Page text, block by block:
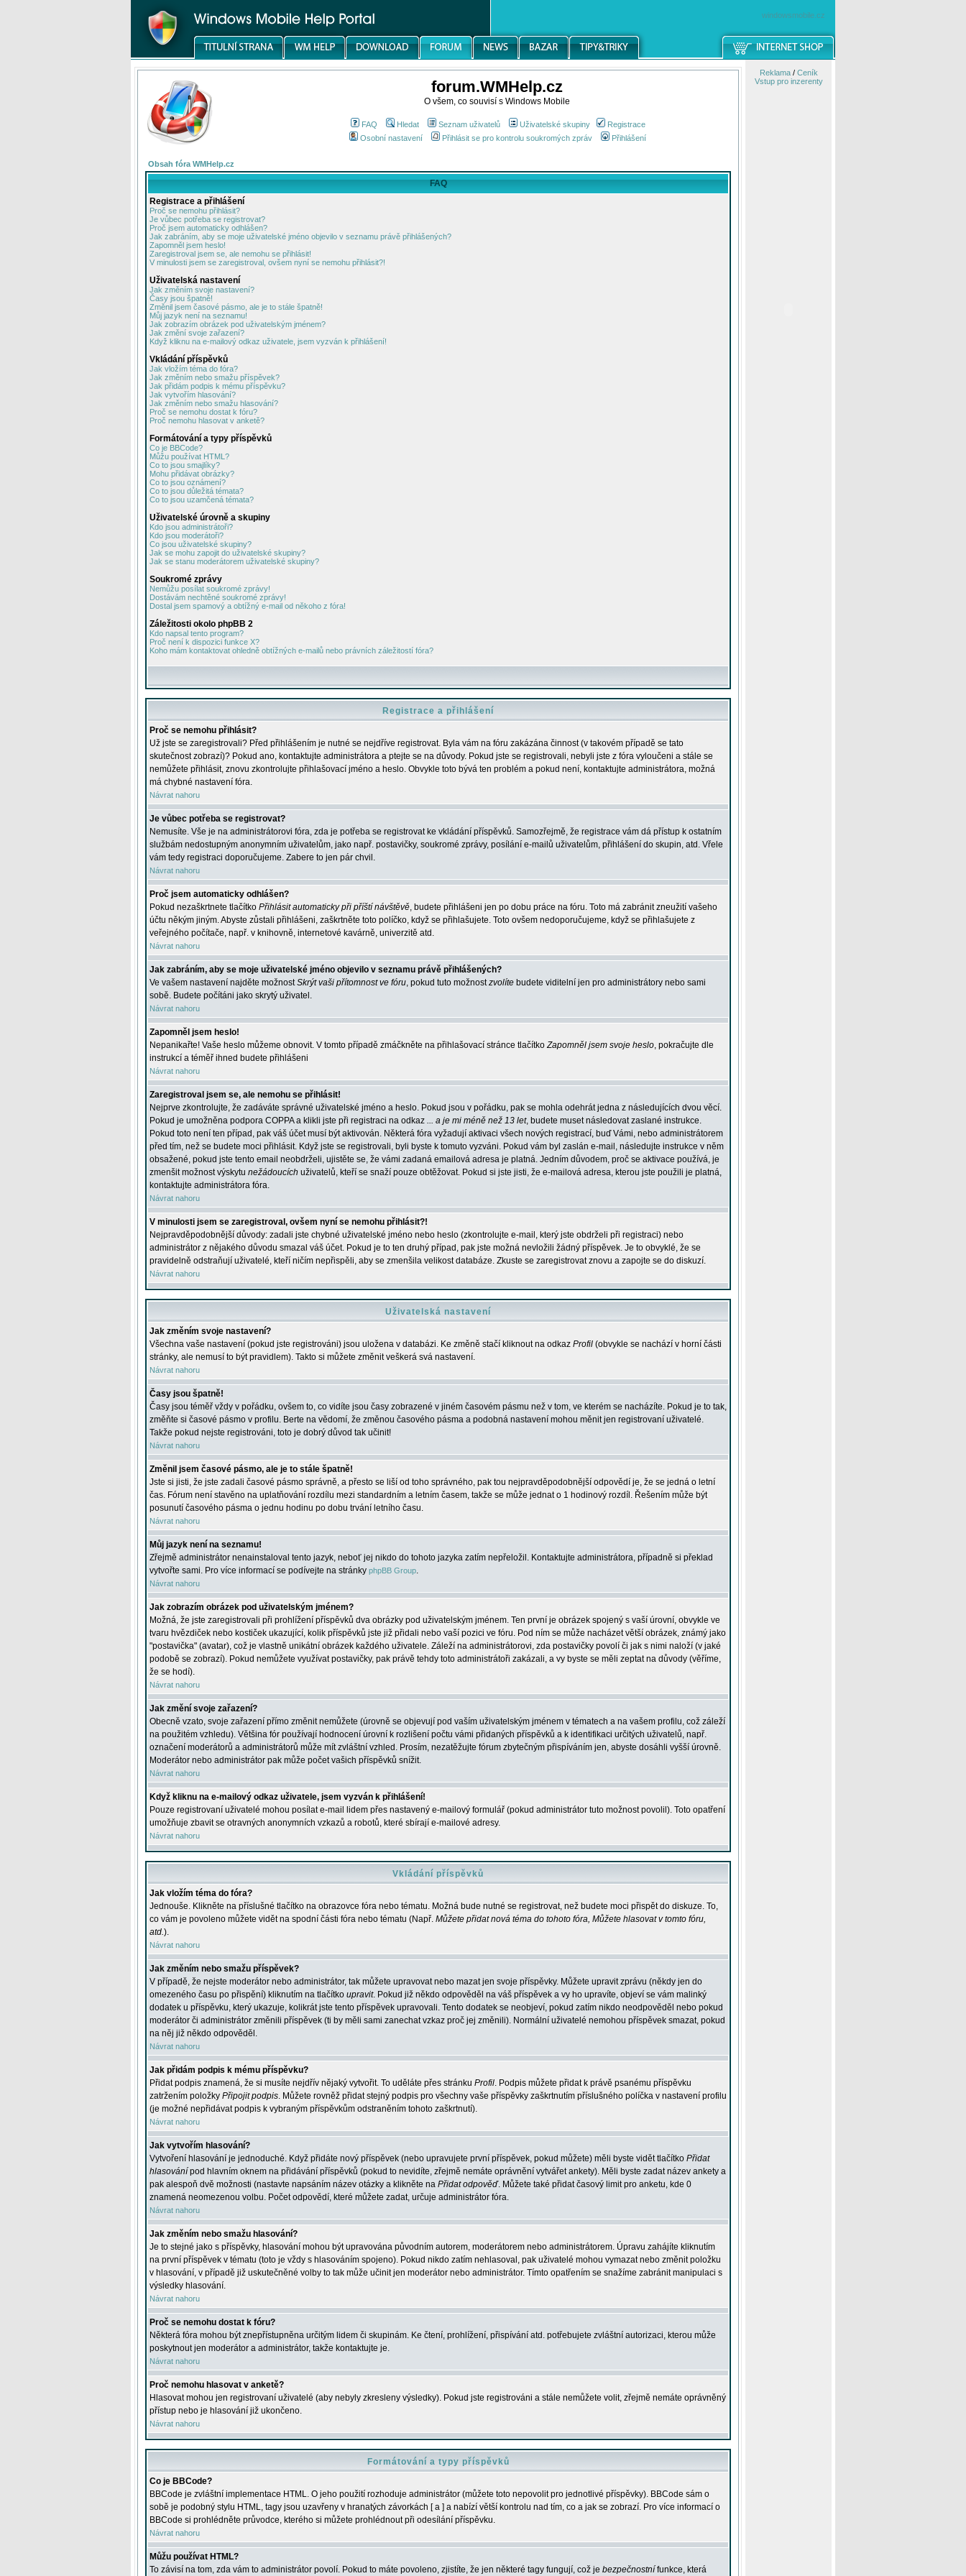
windowsmobile.cz
forum.WMHelp.cz
O všem, co souvisí s Windows Mobile
FAQ Hledat Seznam uživatelů Uživatelské skupiny
Registrace
Osobní nastavení
Přihlásit se pro kontrolu soukromých zpráv Přihlášení
Obsah fóra WMHelp.cz
FAQ
Registrace a přihlášení
Proč se nemohu přihlásit?
Je vůbec potřeba se registrovat?
Proč jsem automaticky odhlášen?
Jak zabráním, aby se moje uživatelské jméno objevilo v seznamu právě přihlášených?
Zapomněl jsem heslo!
Zaregistroval jsem se, ale nemohu se přihlásit!
V minulosti jsem se zaregistroval, ovšem nyní se nemohu přihlásit?!
Uživatelská nastavení
Jak změním svoje nastavení?
Časy jsou špatně!
Změnil jsem časové pásmo, ale je to stále špatně!
Můj jazyk není na seznamu!
Jak zobrazím obrázek pod uživatelským jménem?
Jak změní svoje zařazení?
Když kliknu na e-mailový odkaz uživatele, jsem vyzván k přihlášení!
Vkládání příspěvků
Jak vložím téma do fóra?
Jak změním nebo smažu příspěvek?
Jak přidám podpis k mému příspěvku?
Jak vytvořím hlasování?
Jak změním nebo smažu hlasování?
Proč se nemohu dostat k fóru?
Proč nemohu hlasovat v anketě?
Formátování a typy příspěvků
Co je BBCode?
Můžu používat HTML?
Co to jsou smajlíky?
Mohu přidávat obrázky?
Co to jsou oznámení?
Co to jsou důležitá témata?
Co to jsou uzamčená témata?
Uživatelské úrovně a skupiny
Kdo jsou administrátoři?
Kdo jsou moderátoři?
Co jsou uživatelské skupiny?
Jak se mohu zapojit do uživatelské skupiny?
Jak se stanu moderátorem uživatelské skupiny?
Soukromé zprávy
Nemůžu posílat soukromé zprávy!
Dostávám nechtěné soukromé zprávy!
Dostal jsem spamový a obtížný e-mail od někoho z fóra!
Záležitosti okolo phpBB 2
Kdo napsal tento program?
Proč není k dispozici funkce X?
Koho mám kontaktovat ohledně obtížných e-mailů nebo právních záležitostí fóra?
Registrace a přihlášení
Proč se nemohu přihlásit?
Už jste se zaregistrovali? Před přihlášením je nutné se nejdříve registrovat. Byla vám na fóru zakázána činnost (v takovém případě se tato
skutečnost zobrazí)? Pokud ano, kontaktujte administrátora a ptejte se na důvody. Pokud jste se registrovali, nebyli jste z fóra vyloučeni a stále se
nemůžete přihlásit, znovu zkontrolujte přihlašovací jméno a heslo. Obvykle toto bývá ten problém a pokud není, kontaktujte administrátora, možná
má chybné nastavení fóra.
Návrat nahoru
Je vůbec potřeba se registrovat?
Nemusíte. Vše je na administrátorovi fóra, zda je potřeba se registrovat ke vkládání příspěvků. Samozřejmě, že registrace vám dá přístup k ostatním
službám nedostupným anonymním uživatelům, jako např. postavičky, soukromé zprávy, posílání e-mailů uživatelům, přihlášení do skupin, atd. Vřele
vám tedy registraci doporučujeme. Zabere to jen pár chvil.
Návrat nahoru
Proč jsem automaticky odhlášen?
Pokud nezaškrtnete tlačítko Přihlásit automaticky při příští návštěvě, budete přihlášeni jen po dobu práce na fóru. Toto má zabránit zneužití vašeho
účtu někým jiným. Abyste zůstali přihlášeni, zaškrtněte toto políčko, když se přihlašujete. Toto ovšem nedoporučujeme, když se přihlašujete z
veřejného počítače, např. v knihovně, internetové kavárně, univerzitě atd.
Návrat nahoru
Jak zabráním, aby se moje uživatelské jméno objevilo v seznamu právě přihlášených?
Ve vašem nastavení najděte možnostSkrýt vaši přítomnost ve fóru, pokud tuto možnostzvolíte budete viditelní jen pro administrátory nebo sami
sobě. Budete počítáni jako skrytý uživatel.
Návrat nahoru
Zapomněl jsem heslo!
Nepanikařte! Vaše heslo můžeme obnovit. V tomto případě zmáčkněte na přihlašovací stránce tlačítkoZapomněl jsem svoje heslo, pokračujte dle
instrukcí a téměř ihned budete přihlášeni
Návrat nahoru
Zaregistroval jsem se, ale nemohu se přihlásit!
Nejprve zkontrolujte, že zadáváte správné uživatelské jméno a heslo. Pokud jsou v pořádku, pak se mohla odehrát jedna z následujících dvou věcí.
Pokud je umožněna podpora COPPA a klikli jste při registraci na odkaz ... a je mi méně než 13 let, budete muset následovat zaslané instrukce.
Pokud toto není ten případ, pak váš účet musí být aktivován. Některá fóra vyžadují aktivaci všech nových registrací, buď Vámi, nebo administrátorem
před tím, než se budete moci přihlásit. Když jste se registrovali, byli byste k tomuto vyzváni. Pokud vám byl zaslán e-mail, následujte instrukce v něm
obsažené, pokud jste tento email neobdrželi, ujistěte se, že vámi zadaná emailová adresa je platná. Jedním důvodem, proč se aktivace používá, je
zmenšit možnost výskytu nežádoucích uživatelů, kteří se snaží pouze obtěžovat. Pokud si jste jisti, že e-mailová adresa, kterou jste použili je platná,
kontaktujte administrátora fóra.
Návrat nahoru
V minulosti jsem se zaregistroval, ovšem nyní se nemohu přihlásit?!
Nejpravděpodobnější důvody: zadali jste chybné uživatelské jméno nebo heslo (zkontrolujte e-mail, který jste obdrželi při registraci) nebo
administrátor z nějakého důvodu smazal váš účet. Pokud je to ten druhý případ, pak jste možná nevložili žádný příspěvek. Je to obvyklé, že se
pravidelně odstraňují uživatelé, kteří ničím nepřispěli, aby se zmenšila velikost databáze. Zkuste se zaregistrovat znovu a zapojte se do diskuzí.
Návrat nahoru
Uživatelská nastavení
Jak změním svoje nastavení?
Všechna vaše nastavení (pokud jste registrováni) jsou uložena v databázi. Ke změně stačí kliknout na odkaz Profil (obvykle se nachází v horní části
stránky, ale nemusí to být pravidlem). Takto si můžete změnit veškerá svá nastavení.
Návrat nahoru
Časy jsou špatně!
Časy jsou téměř vždy v pořádku, ovšem to, co vidíte jsou časy zobrazené v jiném časovém pásmu než v tom, ve kterém se nacházíte. Pokud je to tak,
změňte si časové pásmo v profilu. Berte na vědomí, že změnou časového pásma a podobná nastavení mohou měnit jen registrovaní uživatelé.
Takže pokud nejste registrováni, toto je dobrý důvod tak učinit!
Návrat nahoru
Změnil jsem časové pásmo, ale je to stále špatně!
Jste si jisti, že jste zadali časové pásmo správně, a přesto se liší od toho správného, pak tou nejpravděpodobnější odpovědí je, že se jedná o letní
čas. Fórum není stavěno na uplatňování rozdílu mezi standardním a letním časem, takže se může jednat o 1 hodinový rozdíl. Řešením může být
posunutí časového pásma o jednu hodinu po dobu trvání letního času.
Návrat nahoru
Můj jazyk není na seznamu!
Zřejmě administrátor nenainstaloval tento jazyk, neboť jej nikdo do tohoto jazyka zatím nepřeložil. Kontaktujte administrátora, případně si překlad
vytvořte sami. Pro více informací se podívejte na stránky phpBB Group.
Návrat nahoru
Jak zobrazím obrázek pod uživatelským jménem?
Možná, že jste zaregistrovali při prohlížení příspěvků dva obrázky pod uživatelským jménem. Ten první je obrázek spojený s vaší úrovní, obvykle ve
tvaru hvězdiček nebo kostiček ukazující, kolik příspěvků jste již přidali nebo vaší pozici ve fóru. Pod ním se může nacházet větší obrázek, známý jako
"postavička" (avatar), což je vlastně unikátní obrázek každého uživatele. Záleží na administrátorovi, zda postavičky povolí či jak s nimi naloží (v jaké
podobě se zobrazí). Pokud nemůžete využívat postavičky, pak právě tehdy toto administrátoři zakázali, a vy byste se měli zeptat na důvody (věříme,
že se hodí).
Návrat nahoru
Jak změní svoje zařazení?
Obecně vzato, svoje zařazení přímo změnit nemůžete (úrovně se objevují pod vaším uživatelským jménem v tématech a na vašem profilu, což záleží
na použitém vzhledu). Většina fór používají hodnocení úrovní k rozlišení počtu vámi přidaných příspěvků a k identifikaci určitých uživatelů, např.
označení moderátorů a administrátorů může mít zvláštní vzhled. Prosím, nezatěžujte fórum zbytečným přispíváním jen, abyste dosáhli vyšší úrovně.
Moderátor nebo administrátor pak může počet vašich příspěvků snížit.
Návrat nahoru
Když kliknu na e-mailový odkaz uživatele, jsem vyzván k přihlášení!
Pouze registrovaní uživatelé mohou posílat e-mail lidem přes nastavený e-mailový formulář (pokud administrátor tuto možnost povolil). Toto opatření
umožňuje zbavit se otravných anonymních vzkazů a robotů, které sbírají e-mailové adresy.
Návrat nahoru
Vkládání příspěvků
Jak vložím téma do fóra?
Jednouše. Klikněte na příslušné tlačítko na obrazovce fóra nebo tématu. Možná bude nutné se registrovat, než budete moci přispět do diskuze. To,
co vám je povoleno můžete vidět na spodní části fóra nebo tématu (Např. Můžete přidat nová téma do tohoto fóra, Můžete hlasovat v tomto fóru,
atd.).
Návrat nahoru
Jak změním nebo smažu příspěvek?
V případě, že nejste moderátor nebo administrátor, tak můžete upravovat nebo mazat jen svoje příspěvky. Můžete upravit zprávu (někdy jen do
omezeného času po přispění) kliknutím na tlačítko upravit. Pokud již někdo odpověděl na váš příspěvek a vy ho upravíte, objeví se vám malinký
dodatek u příspěvku, který ukazuje, kolikrát jste tento příspěvek upravovali. Tento dodatek se neobjeví, pokud zatím nikdo neodpověděl nebo pokud
moderátor či administrátor změnili příspěvek (ti by měli sami zanechat vzkaz proč jej změnili). Normální uživatelé nemohou příspěvek smazat, pokud
na něj již někdo odpověděl.
Návrat nahoru
Jak přidám podpis k mému příspěvku?
Přidat podpis znamená, že si musíte nejdřív nějaký vytvořit. To uděláte přes stránku Profil. Podpis můžete přidat k právě psanému příspěvku
zatržením položky Připojit podpis. Můžete rovněž přidat stejný podpis pro všechny vaše příspěvky zaškrtnutím příslušného políčka v nastavení profilu
(je možné nepřidávat podpis k vybraným příspěvkům odstraněním tohoto zaškrtnutí).
Návrat nahoru
Jak vytvořím hlasování?
Vytvoření hlasování je jednoduché. Když přidáte nový příspěvek (nebo upravujete první příspěvek, pokud můžete) měli byste vidět tlačítko Přidat
hlasování pod hlavním oknem na přidávání příspěvků (pokud to nevidíte, zřejmě nemáte oprávnění vytvářet ankety). Měli byste zadat název ankety a
pak alespoň dvě možnosti (nastavte napsáním název otázky a klikněte na Přidat odpověď. Můžete také přidat časový limit pro anketu, kde 0
znamená neomezenou volbu. Počet odpovědí, které můžete zadat, určuje administrátor fóra.
Návrat nahoru
Jak změním nebo smažu hlasování?
Je to stejné jako s příspěvky, hlasování mohou být upravována původním autorem, moderátorem nebo administrátorem. Úpravu zahájíte kliknutím
na první příspěvek v tématu (toto je vždy s hlasováním spojeno). Pokud nikdo zatím nehlasoval, pak uživatelé mohou vymazat nebo změnit položku
v hlasování, v případě již uskutečněné volby to tak může učinit jen moderátor nebo administrátor. Tímto opatřením se snažíme zabránit manipulaci s
výsledky hlasování.
Návrat nahoru
Proč se nemohu dostat k fóru?
Některá fóra mohou být znepřístupněna určitým lidem či skupinám. Ke čtení, prohlížení, přispívání atd. potřebujete zvláštní autorizaci, kterou může
poskytnout jen moderátor a administrátor, takže kontaktujte je.
Návrat nahoru
Proč nemohu hlasovat v anketě?
Hlasovat mohou jen registrovaní uživatelé (aby nebyly zkresleny výsledky). Pokud jste registrováni a stále nemůžete volit, zřejmě nemáte oprávněný
přístup nebo je hlasování již ukončeno.
Návrat nahoru
Formátování a typy příspěvků
Co je BBCode?
BBCode je zvláštní implementace HTML. O jeho použití rozhoduje administrátor (můžete toto nepovolit pro jednotlivé příspěvky). BBCode sám o
sobě je podobný stylu HTML, tagy jsou uzavřeny v hranatých závorkách [ a ] a nabízí větší kontrolu nad tím, co a jak se zobrazí. Pro více informací o
BBCode si prohlédněte průvodce, kterého si můžete prohlédnout při odesílání příspěvku.
Návrat nahoru
Můžu používat HTML?
To závisí na tom, zda vám to administrátor povolí. Pokud to máte povoleno, zjistíte, že jen některé tagy fungují, což je bezpečnostní funkce, která
Reklama/ Ceník
Vstup pro inzerenty